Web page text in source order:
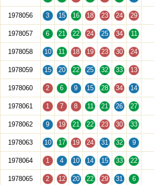
1978056 3 15 16 18 23 24 29
1978057 6 21 22 24 25 34 11
1978058 10 11 18 19 23 30 24
1978059 15 20 22 25 32 33 13
1978060 2 6 9 15 28 34 14
1978061 1 7 8 11 21 26 27
1978062 9 19 21 22 23 30 33
1978063 10 17 19 24 31 32 9
1978064 1 4 10 14 15 33 22
1978065 2 12 20 22 29 31 6